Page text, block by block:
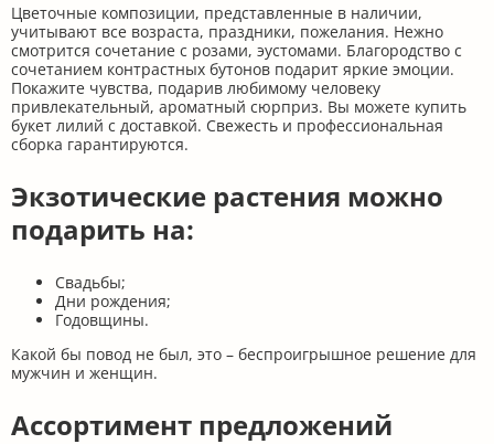
Цветочные композиции, представленные в наличии,
учитывают все возраста, праздники, пожелания. Нежно
смотрится сочетание с розами, эустомами. Благородство с
сочетанием контрастных бутонов подарит яркие эмоции.
Покажите чувства, подарив любимому человеку
привлекательный, ароматный сюрприз. Вы можете купить
букет лилий с доставкой. Свежесть и профессиональная
сборка гарантируются.
Экзотические растения можно
подарить на:
Свадьбы;
Дни рождения;
Годовщины.
Какой бы повод не был, это – беспроигрышное решение для
мужчин и женщин.
Ассортимент предложений